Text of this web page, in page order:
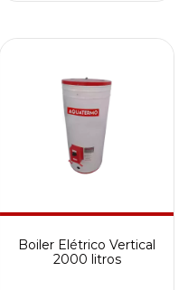
Boiler Elétrico Vertical
2000 litros